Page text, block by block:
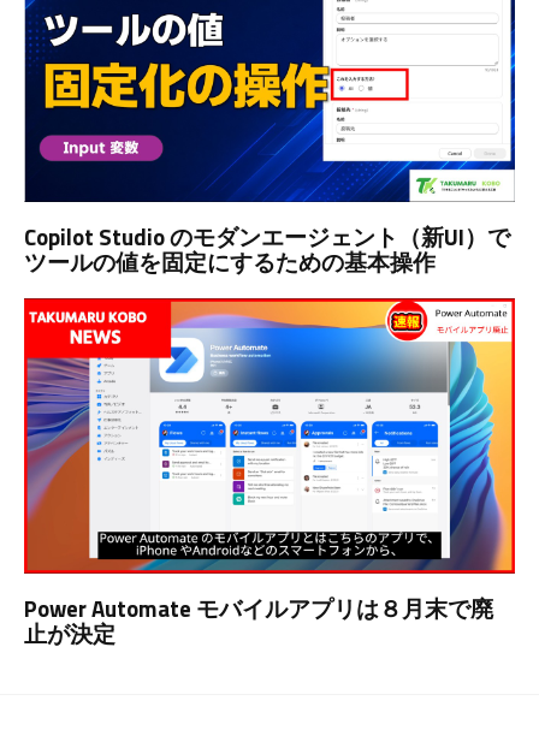
Copilot Studio のモダンエージェント（新UI）で
ツールの値を固定にするための基本操作
Power Automate モバイルアプリは８月末で廃
止が決定